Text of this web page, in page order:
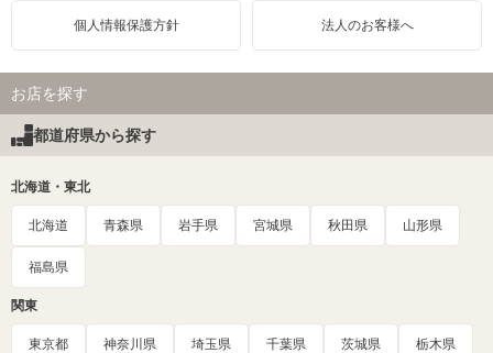
個人情報保護方針 法人のお客様へ
お店を探す
都道府県から探す
北海道・東北
北海道 青森県 岩手県 宮城県 秋田県 山形県
福島県
関東
東京都 神奈川県 埼玉県 千葉県 茨城県 栃木県